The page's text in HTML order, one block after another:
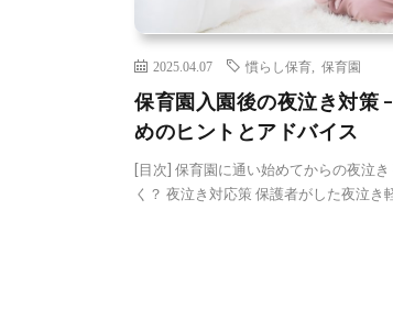
2025.04.07 慣らし保育 保育園
保育園入園後の夜泣き対策
めのヒントとアドバイス
[目次] 保育園に通い始めてからの夜泣
く？ 夜泣き対応策 保護者がした夜泣き